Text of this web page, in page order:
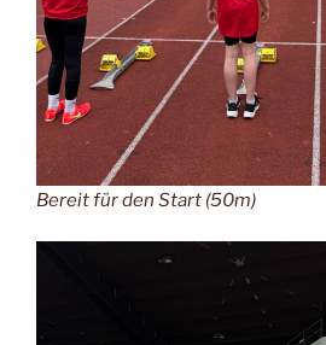
Bereit für den Start (50m)